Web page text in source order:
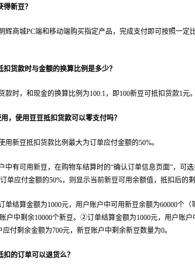
得新豆？
辉商城PC端和移动端购买指定产品，完成支付即可按照一定
扣货款时与金额的换算比例是多少？
款时，和现金的换算比例为100:1，即100新豆可抵扣货款1元。
，使用豆豆抵扣货款可以零支付吗？
用新豆抵扣货款比例最大为订单应付金额的50%。
中有可用新豆，在购物车结算时的“确认订单信息页面”，可
订单应付金额的50%，则显示当前新豆可用余额值，抵扣后的
单结算金额为1000元，用户账户中可用新豆余额为60000个（
户中剩余10000个新豆。②订单结算金额为1000元，用户账户
应付剩余金额为700元，新豆账户中剩余新豆数量为0。
扣的订单可以退货么？